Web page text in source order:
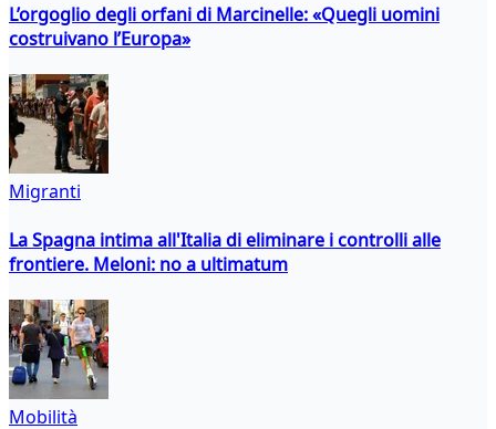
L’orgoglio degli orfani di Marcinelle: «Quegli uomini
costruivano l’Europa»
Migranti
La Spagna intima all'Italia di eliminare i controlli alle
frontiere. Meloni: no a ultimatum
Mobilità